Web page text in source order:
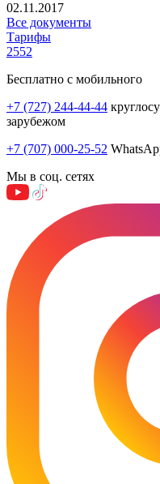
02.11.2017
Все документы
Тарифы
2552
Бесплатно с мобильного
+7 (727) 244-44-44
зарубежом
+7 (707) 000-25-52
Мы в соц. сетях